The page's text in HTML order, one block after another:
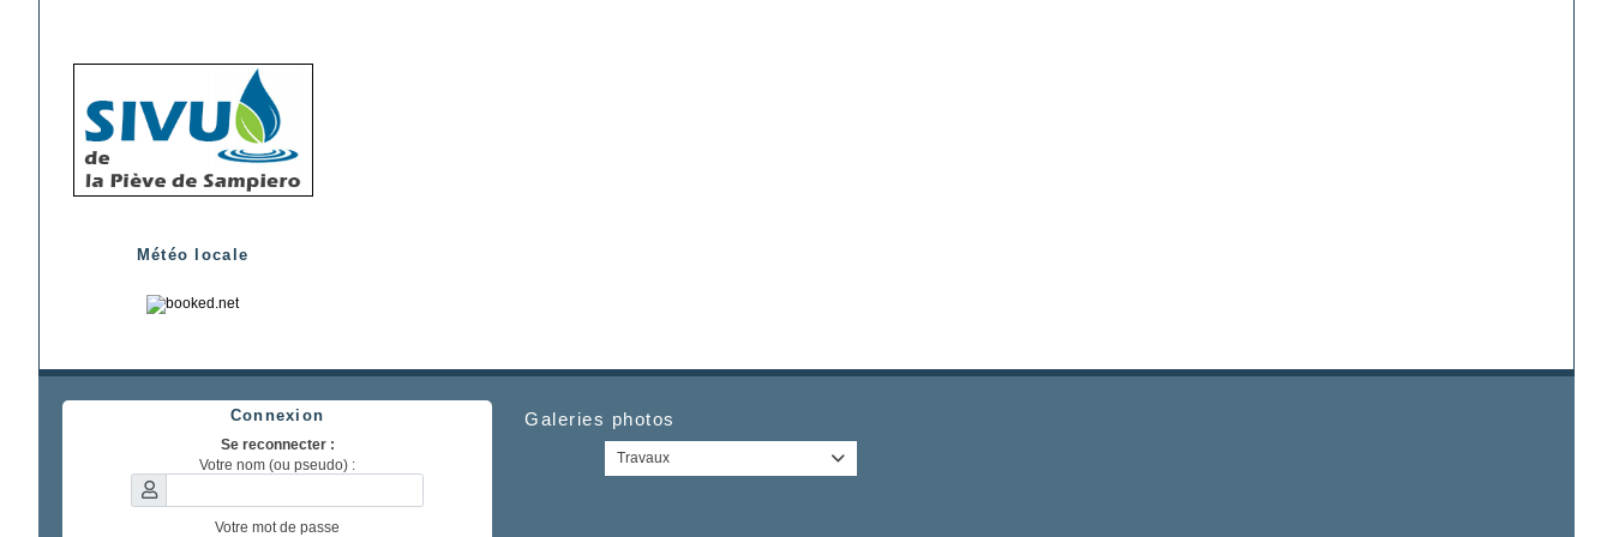
Météo locale
Connexion
Se reconnecter :
Votre nom (ou pseudo) :
Votre mot de passe
Galeries photos
Travaux 